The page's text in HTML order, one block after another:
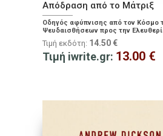
Απόδραση από το Μάτριξ
Οδηγός αφύπνισης από τον Κόσμο
Ψευδαισθήσεων προς την
Ύπαρξης
Τιμή εκδότη: 14.50 €
Τιμή iwrite.gr: 13.00 €